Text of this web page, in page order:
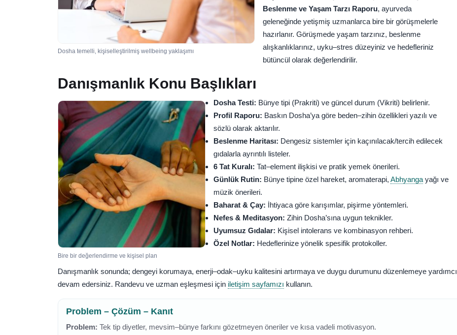
Dosha temelli, kişiselleştirilmiş wellbeing yaklaşımı
Beslenme ve Yaşam Tarzı Raporu, ayurveda
geleneğinde yetişmiş uzmanlarca bire bir görüşmelerle
hazırlanır. Görüşmede yaşam tarzınız, beslenme
alışkanlıklarınız, uyku–stres düzeyiniz ve hedefleriniz
bütüncül olarak değerlendirilir.
Danışmanlık Konu Başlıkları
Bire bir değerlendirme ve kişisel plan
Dosha Testi: Bünye tipi (Prakriti) ve güncel durum (Vikriti) belirlenir.
Profil Raporu: Baskın Dosha’ya göre beden–zihin özellikleri yazılı ve
sözlü olarak aktarılır.
Beslenme Haritası: Dengesiz sistemler için kaçınılacak/tercih edilecek
gıdalarla ayrıntılı listeler.
6 Tat Kuralı: Tat–element ilişkisi ve pratik yemek önerileri.
Günlük Rutin: Bünye tipine özel hareket, aromaterapi, Abhyanga yağı ve
müzik önerileri.
Baharat & Çay: İhtiyaca göre karışımlar, pişirme yöntemleri.
Nefes & Meditasyon: Zihin Dosha’sına uygun teknikler.
Uyumsuz Gıdalar: Kişisel intolerans ve kombinasyon rehberi.
Özel Notlar: Hedeflerinize yönelik spesifik protokoller.
Danışmanlık sonunda; dengeyi korumaya, enerji–odak–uyku kalitesini artırmaya ve duygu durumunu düzenlemeye yardımcı
devam edersiniz. Randevu ve uzman eşleşmesi için iletişim sayfamızı kullanın.
Problem – Çözüm – Kanıt
Problem: Tek tip diyetler, mevsim–bünye farkını gözetmeyen öneriler ve kısa vadeli motivasyon.